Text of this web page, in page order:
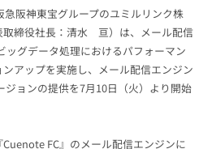
配信
送る
・お問い合わせ
急阪神東宝グループのユミルリンク株
締役社長：清水 亘）は、メール配信
ッグデータ処理におけるパフォーマン
アップを実施し、メール配信エンジン
ジョンの提供を7月10日（火）より開始
FC』のメール配信エンジンに